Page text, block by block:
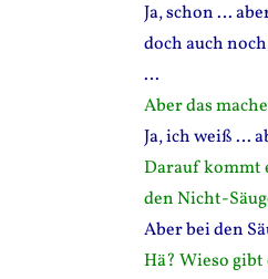
Ja, schon …
doch auch
…
Aber das
Ja, ich weiß …
Darauf kommt
den Nicht-
Aber bei den
Hä? Wieso